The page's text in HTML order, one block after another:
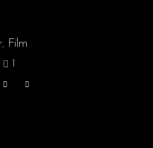
, Film